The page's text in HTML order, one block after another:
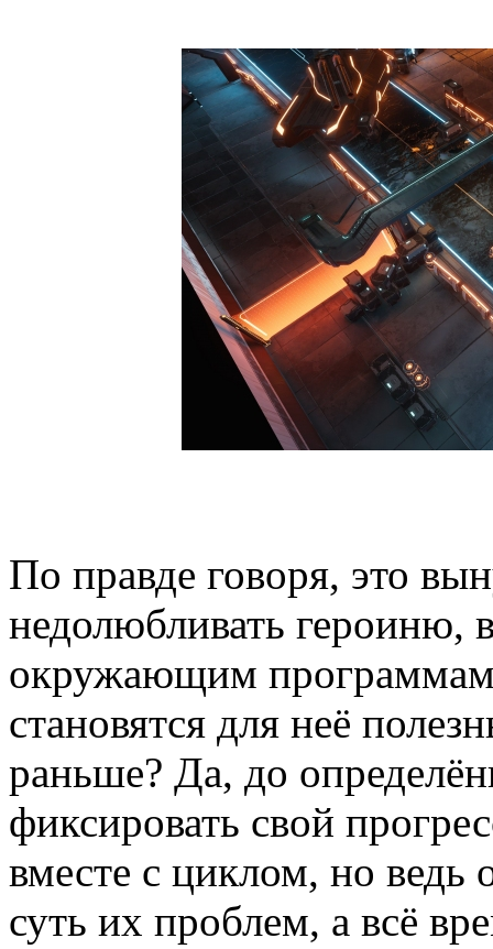
По правде говоря, это
недолюбливать героиню,
окружающим программам
становятся для неё
раньше? Да, до
фиксировать свой
вместе с циклом, но ведь
суть их проблем, а всё